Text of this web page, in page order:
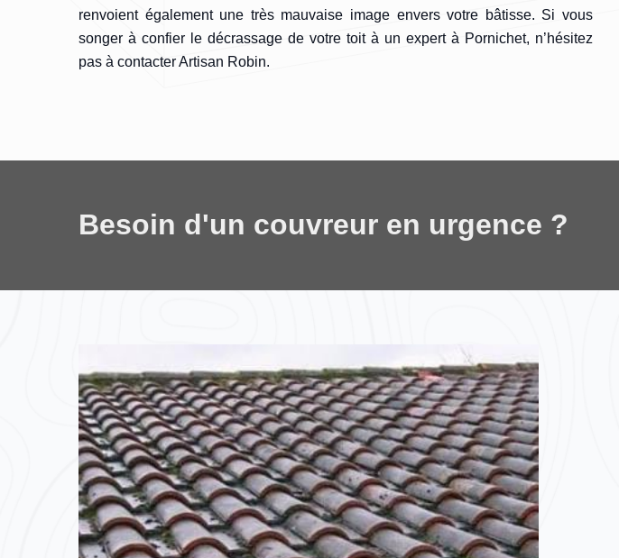
renvoient également une très mauvaise image envers votre bâtisse. Si vous
songer à confier le décrassage de votre toit à un expert à Pornichet, n’hésitez
pas à contacter Artisan Robin.
Besoin d'un couvreur en urgence ?